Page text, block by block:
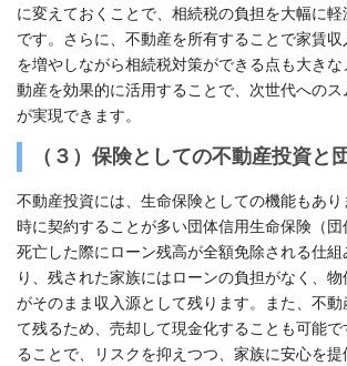
に変えておくことで、相続税の負担を大幅に
です。さらに、不動産を所有することで家賃
を増やしながら相続税対策ができる点も大き
動産を効果的に活用することで、次世代への
が実現できます。
（３） 保険としての不動産投資と
不動産投資には、生命保険としての機能もあり
時に契約することが多い団体信用生命保険（
死亡した際にローン残高が全額免除される仕組
り、残された家族にはローンの負担がなく、
がそのまま収入源として残ります。また、不
て残るため、売却して現金化することも可能
ることで、リスクを抑えつつ、家族に安心を提